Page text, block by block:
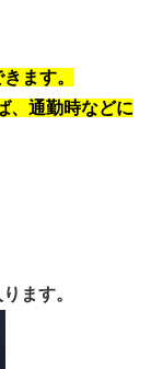
ます。
、通勤時などに
ます。